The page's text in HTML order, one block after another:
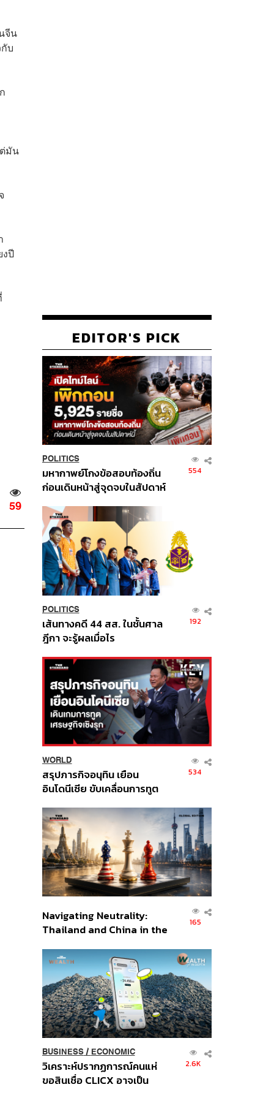
จีน
บ
มัน
ปี
59
EDITOR'S PICK
POLITICS
มหากาพย์โกงข้อสอบท้องถิ่น
ก่อนเดินหน้าสู่จุดจบในสัปดาห์
554
POLITICS
เส้นทางคดี 44 สส. ในชั้นศาล
ฎีกา จะรู้ผลเมื่อไร
192
WORLD
สรุปภารกิจอนุทิน เยือน
อินโดนีเซีย ขับเคลื่อนการทูต
ส่วนยุทธศาสตร์ไทย –
อินโดนีเซีย
534
Navigating Neutrality:
Thailand and China in the
Order
165
BUSINESS/ ECONOMIC
วิเคราะห์ปรากฏการณ์คนแห่
ขอสินเชื่อ CLICX อาจเป็น
2.6K